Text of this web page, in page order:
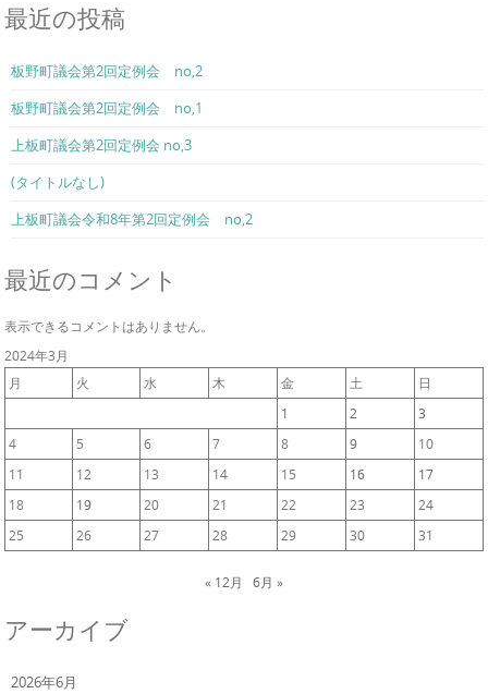
最近の投稿
板野町議会第2回定例会 no,2
板野町議会第2回定例会 no,1
上板町議会第2回定例会 no,3
(タイトルなし)
上板町議会令和8年第2回定例会 no,2
最近のコメント
表示できるコメントはありません。
2024年3月
月
火 水 木 金 土
日
1
2
3
4
5 6 7 8 9
10
11
12 13 14 15 16
17
18
19 20 21 22 23
24
25
26 27 28 29 30 31
« 12月 6月 »
アーカイブ
2026年6月